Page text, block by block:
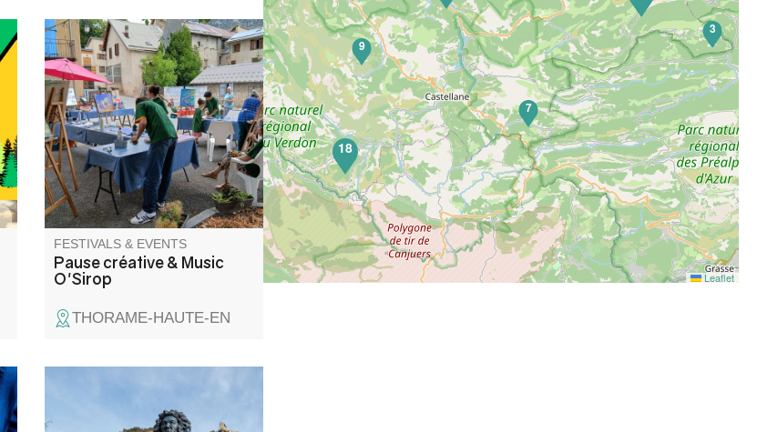
Pause Créative : un atelier
créatif pour adultes et enfants
accompagnés, suivie de Music
O’Sirop : un concert de
musique inspirée dans l’instant
présent ; puis autour d’un
sirop, les rencontres et les
partages se poursuivent dans
un esprit convivial.
FESTIVALS & EVENTS
Pause créative & Music
O'Sirop
THORAME-HAUTE-EN
Entrevaux and discover a
18
7
3
9
Leaflet